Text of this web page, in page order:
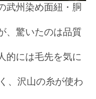
武州染め面紐・胴
、驚いたのは品質
的には毛先を気に
、沢山の糸が使わ